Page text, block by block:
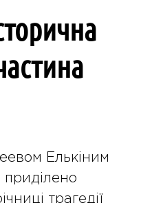
Елькіним
трагедії